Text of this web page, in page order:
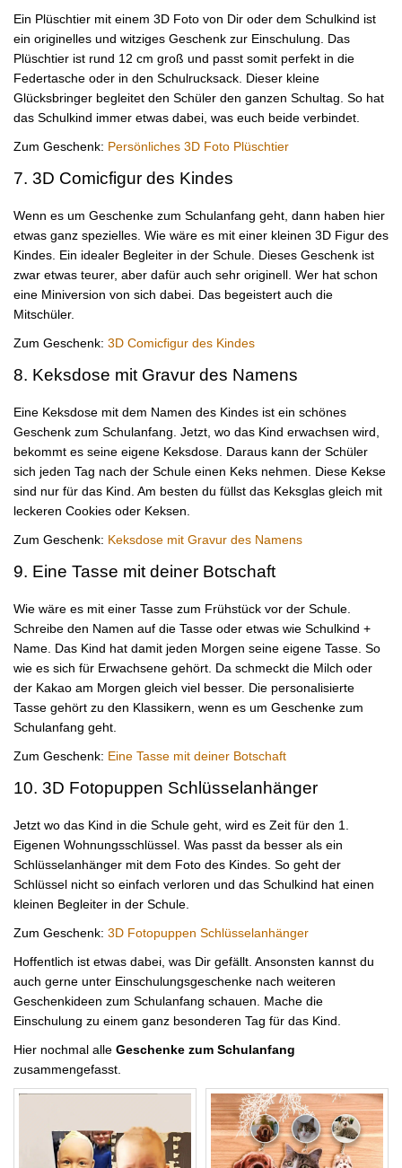
Ein Plüschtier mit einem 3D Foto von Dir oder dem Schulkind ist
ein originelles und witziges Geschenk zur Einschulung. Das
Plüschtier ist rund 12 cm groß und passt somit perfekt in die
Federtasche oder in den Schulrucksack. Dieser kleine
Glücksbringer begleitet den Schüler den ganzen Schultag. So hat
das Schulkind immer etwas dabei, was euch beide verbindet.
Zum Geschenk: Persönliches 3D Foto Plüschtier
7. 3D Comicfigur des Kindes
Wenn es um Geschenke zum Schulanfang geht, dann haben hier
etwas ganz spezielles. Wie wäre es mit einer kleinen 3D Figur des
Kindes. Ein idealer Begleiter in der Schule. Dieses Geschenk ist
zwar etwas teurer, aber dafür auch sehr originell. Wer hat schon
eine Miniversion von sich dabei. Das begeistert auch die
Mitschüler.
Zum Geschenk: 3D Comicfigur des Kindes
8. Keksdose mit Gravur des Namens
Eine Keksdose mit dem Namen des Kindes ist ein schönes
Geschenk zum Schulanfang. Jetzt, wo das Kind erwachsen wird,
bekommt es seine eigene Keksdose. Daraus kann der Schüler
sich jeden Tag nach der Schule einen Keks nehmen. Diese Kekse
sind nur für das Kind. Am besten du füllst das Keksglas gleich mit
leckeren Cookies oder Keksen.
Zum Geschenk: Keksdose mit Gravur des Namens
9. Eine Tasse mit deiner Botschaft
Wie wäre es mit einer Tasse zum Frühstück vor der Schule.
Schreibe den Namen auf die Tasse oder etwas wie Schulkind +
Name. Das Kind hat damit jeden Morgen seine eigene Tasse. So
wie es sich für Erwachsene gehört. Da schmeckt die Milch oder
der Kakao am Morgen gleich viel besser. Die personalisierte
Tasse gehört zu den Klassikern, wenn es um Geschenke zum
Schulanfang geht.
Zum Geschenk: Eine Tasse mit deiner Botschaft
10. 3D Fotopuppen Schlüsselanhänger
Jetzt wo das Kind in die Schule geht, wird es Zeit für den 1.
Eigenen Wohnungsschlüssel. Was passt da besser als ein
Schlüsselanhänger mit dem Foto des Kindes. So geht der
Schlüssel nicht so einfach verloren und das Schulkind hat einen
kleinen Begleiter in der Schule.
Zum Geschenk: 3D Fotopuppen Schlüsselanhänger
Hoffentlich ist etwas dabei, was Dir gefällt. Ansonsten kannst du
auch gerne unter Einschulungsgeschenke nach weiteren
Geschenkideen zum Schulanfang schauen. Mache die
Einschulung zu einem ganz besonderen Tag für das Kind.
Hier nochmal alle Geschenke zum Schulanfang
zusammengefasst.